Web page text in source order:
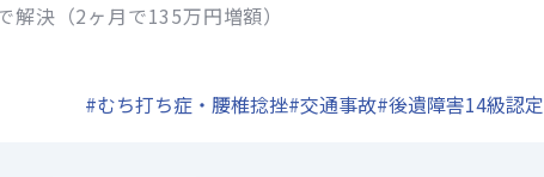
決（2ヶ月で135万円増額）
#むち打ち症・腰椎捻挫#交通事故#後遺障害14級認定